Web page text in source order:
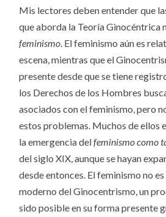
Mis lectores deben entender que
que aborda la Teoría Ginocéntrica
feminismo . El feminismo aún es
escena, mientras que el
presente desde que se tiene
los Derechos de los Hombres
asociados con el feminismo, pero
estos problemas. Muchos de ellos
la emergencia delfeminismo como
del siglo XIX, aunque se hayan
desde entonces. El feminismo no
moderno del Ginocentrismo, un
sido posible en su forma presente